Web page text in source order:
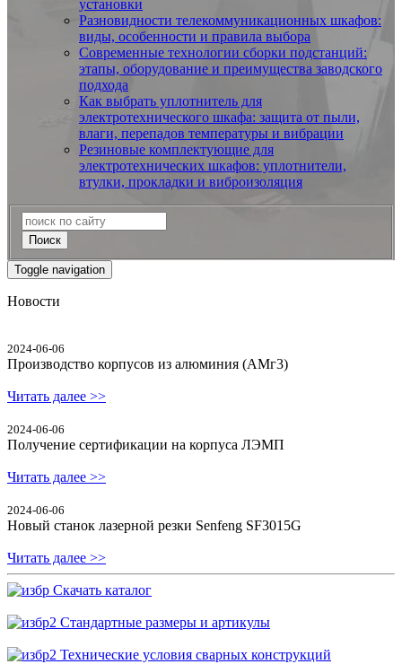
установки
Разновидности телекоммуникационных шкафов:
виды, особенности и правила выбора
Современные технологии сборки подстанций:
этапы, оборудование и преимущества заводского
подхода
Как выбрать уплотнитель для
электротехнического шкафа: защита от пыли,
влаги, перепадов температуры и вибрации
Резиновые комплектующие для
электротехнических шкафов: уплотнители,
втулки, прокладки и виброизоляция
Поиск
Toggle navigation
Новости
2024-06-06
Производство корпусов из алюминия (АМг3)
Читать далее >>
2024-06-06
Получение сертификации на корпуса ЛЭМП
Читать далее >>
2024-06-06
Новый станок лазерной резки Senfeng SF3015G
Читать далее >>
Скачать каталог
Стандартные размеры и артикулы
Технические условия сварных конструкций